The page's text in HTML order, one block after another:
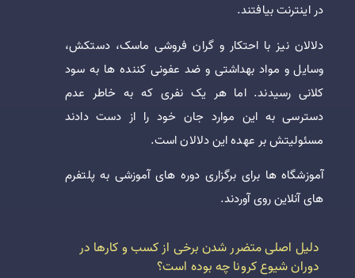
در اینترنت بیافتند.
دلالان نیز با احتکار و گران فروشی ماسک، دستکش،
وسایل و مواد بهداشتی و ضد عفونی کننده ها به سود
کلانی رسیدند. اما هر یک نفری که به خاطر عدم
دسترسی به این موارد جان خود را از دست دادند
مسئولیتش بر عهده این دلالان است.
آموزشگاه ها برای برگزاری دوره های آموزشی به پلتفرم
های آنلاین روی آوردند.
دلیل اصلی متضرر شدن برخی از کسب و کارها در
دوران شیوع کرونا چه بوده است؟